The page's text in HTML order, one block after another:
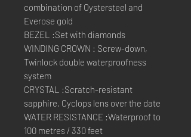
combination of Oystersteel and
Everose gold
BEZEL :Set with diamonds
WINDING CROWN : Screw-down,
Twinlock double waterproofness
system
CRYSTAL :Scratch-resistant
sapphire, Cyclops lens over the date
WATER RESISTANCE :Waterproof to
100 metres / 330 feet